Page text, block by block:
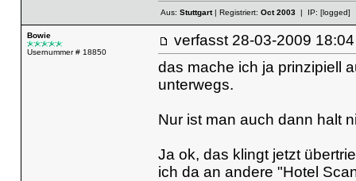
Aus: Stuttgart| Registriert: Oct 2003| IP: [logged]
Bowie
Usernummer # 18850
verfasst 28-03-2009
das mache ich ja prinzipiell
unterwegs.
Nur ist man auch dann halt
Ja ok, das klingt jetzt
ich da an andere "Hotel